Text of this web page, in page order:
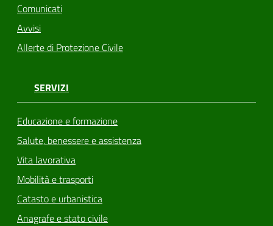
Comunicati
Avvisi
Allerte di Protezione Civile
SERVIZI
Educazione e formazione
Salute, benessere e assistenza
Vita lavorativa
Mobilità e trasporti
Catasto e urbanistica
Anagrafe e stato civile